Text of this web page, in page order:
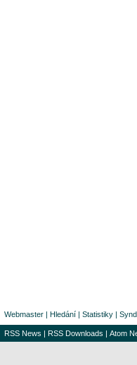
Webmaster | Hledání | Statistiky |
RSS News | RSS Downloads | Atom